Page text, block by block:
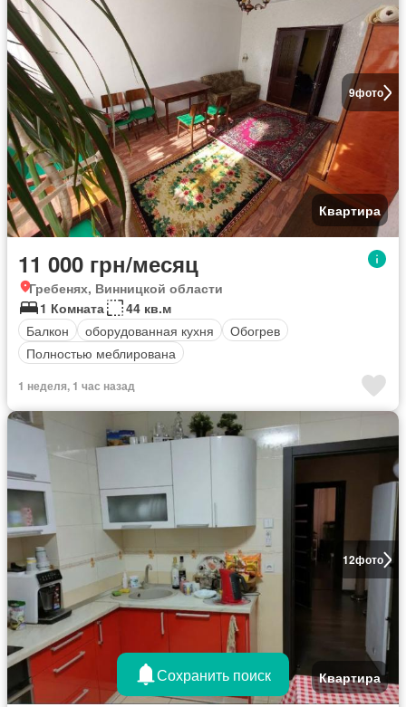
9фото
Квартира
11 000 грн/месяц
Гребенях, Винницкой области
1 Комната
44 кв.м
Балкон
оборудованная кухня
Обогрев
Полностью меблирована
1 неделя, 1 час назад
12фото
Квартира
Сохранить поиск